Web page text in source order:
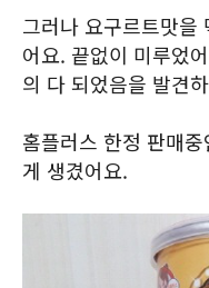
그러나 요구르트맛을
어요. 끝없이 미루었
의 다 되었음을 발견
홈플러스 한정 판매
게 생겼어요.